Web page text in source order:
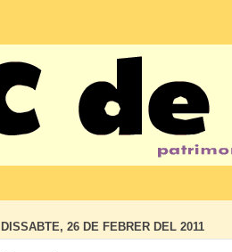
DISSABTE, 26 DE FEBRER DEL 2011